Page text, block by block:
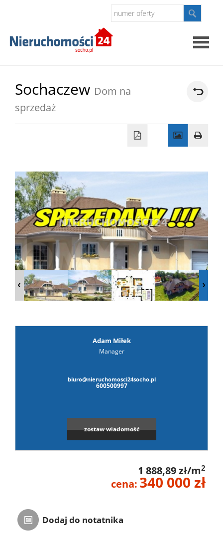
firmie
Sochaczew Dom na
sprzedaż
Adam Miłek
Manager
biuro@nieruchomosci24socho.pl
600500997
zostaw wiadomość
1 888,89 zł/m2
cena: 340 000 zł
Dodaj do notatnika